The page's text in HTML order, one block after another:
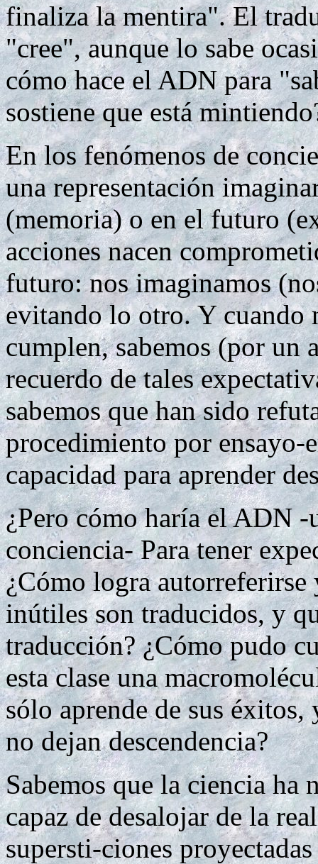
finaliza la mentira". El
"cree", aunque lo sabe
cómo hace el ADN para
sostiene que está
En los fenómenos de
una representación
(memoria) o en el futuro
acciones nacen
futuro: nos imaginamos
evitando lo otro. Y cuando
cumplen, sabemos (por un
recuerdo de tales
sabemos que han sido
procedimiento por ensayo-
capacidad para aprender
¿Pero cómo haría el ADN
conciencia- Para tener
¿Cómo logra autorreferirse
inútiles son traducidos, y
traducción? ¿Cómo pudo
esta clase una
sólo aprende de sus éxitos,
no dejan descendencia?
Sabemos que la ciencia ha
capaz de desalojar de la
supersti-ciones